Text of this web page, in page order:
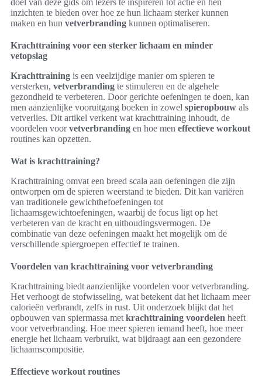
inzichten te bieden over hoe ze hun lichaam sterker kunnen
maken en hun vetverbranding kunnen optimaliseren.
Krachttraining voor een sterker lichaam en minder
vetopslag
Krachttraining is een veelzijdige manier om spieren te
versterken, vetverbranding te stimuleren en de algehele
gezondheid te verbeteren. Door gerichte oefeningen te doen, kan
men aanzienlijke vooruitgang boeken in zowel spieropbouw als
vetverlies. Dit artikel verkent wat krachttraining inhoudt, de
voordelen voorvetverbranding en hoe men effectieve workout
routines kan opzetten.
Wat is krachttraining?
Krachttraining omvat een breed scala aan oefeningen die zijn
ontworpen om de spieren weerstand te bieden. Dit kan variëren
van traditionele gewichthefoefeningen tot
lichaamsgewichtoefeningen, waarbij de focus ligt op het
verbeteren van de kracht en uithoudingsvermogen. De
combinatie van deze oefeningen maakt het mogelijk om de
verschillende spiergroepen effectief te trainen.
Voordelen van krachttraining voor vetverbranding
Krachttraining biedt aanzienlijke voordelen voor vetverbranding.
Het verhoogt de stofwisseling, wat betekent dat het lichaam meer
calorieën verbrandt, zelfs in rust. Uit onderzoek blijkt dat het
opbouwen van spiermassa met krachttraining voordelen heeft
voor vetverbranding. Hoe meer spieren iemand heeft, hoe meer
energie het lichaam verbruikt, wat bijdraagt aan een gezondere
lichaamscompositie.
Effectieve workout routines